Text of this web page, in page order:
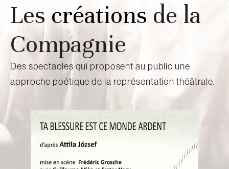
Lescréations de la
Compagnie
Des spectacles qui proposent au public une
approche poétique de la représentation théâtrale.